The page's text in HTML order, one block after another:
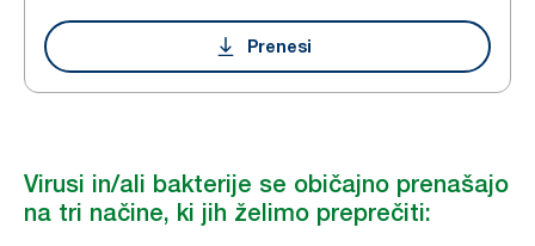
Prenesi
Virusi in/ali bakterije se običajno prenašajo
na tri načine, ki jih želimo preprečiti: